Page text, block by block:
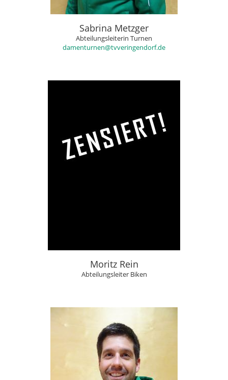
Sabrina Metzger
Abteilungsleiterin Turnen
damenturnen@tvveringendorf.de
Moritz Rein
Abteilungsleiter Biken